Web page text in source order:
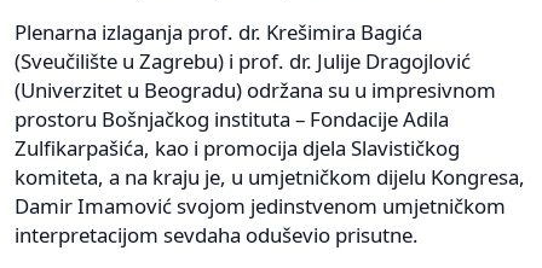
Plenarna izlaganja prof. dr. Krešimira Bagića
(Sveučilište u Zagrebu) i prof. dr. Julije Dragojlović
(Univerzitet u Beogradu) održana su u impresivnom
prostoru Bošnjačkog instituta – Fondacije Adila
Zulfikarpašića, kao i promocija djela Slavističkog
komiteta, a na kraju je, u umjetničkom dijelu Kongresa,
Damir Imamović svojom jedinstvenom umjetničkom
interpretacijom sevdaha oduševio prisutne.